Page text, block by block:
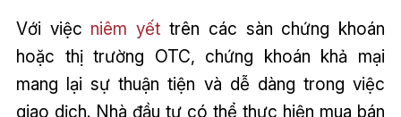
Với việc niêm yết trên các sàn chứng khoán
hoặc thị trường OTC, chứng khoán khả mại
mang lại sự thuận tiện và dễ dàng trong việc
giao dịch. Nhà đầu tư có thể thực hiện mua bán